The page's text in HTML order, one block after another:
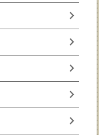
chevron_right
chevron_right
chevron_right
chevron_right
chevron_right